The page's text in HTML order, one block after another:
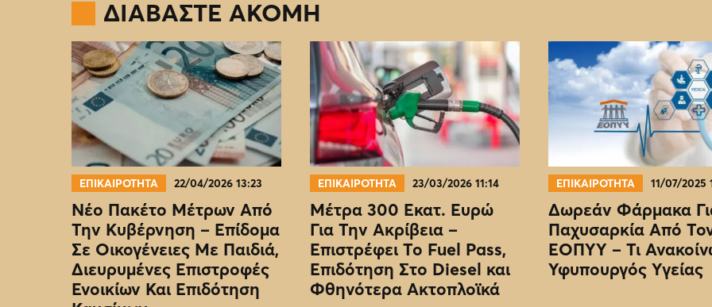
ΔΙΑΒΑΣΤΕ ΑΚΟΜΗ
ΕΠΙΚΑΙΡΟΤΗΤΑ 22/04/2026 13:23
Νέο Πακέτο Μέτρων Από
Την Κυβέρνηση – Επίδομα
Σε Οικογένειες Με Παιδιά,
Διευρυμένες Επιστροφές
Ενοικίων Και Επιδότηση
ΕΠΙΚΑΙΡΟΤΗΤΑ 23/03/2026 11:14
Μέτρα 300 Εκατ. Ευρώ
Για Την Ακρίβεια –
Επιστρέφει Το Fuel Pass,
Επιδότηση Στο Diesel και
Φθηνότερα Ακτοπλοϊκά
ΕΠΙΚΑΙΡΟΤΗΤΑ 11/07/2025
Δωρεάν Φάρμακα
Παχυσαρκία Από
EOΠΥΥ – Τι
Υφυπουργός Υγείας